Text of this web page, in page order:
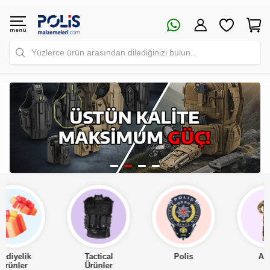
Yüzlerce ürün arasından dilediğinizi bulun..
Tactical